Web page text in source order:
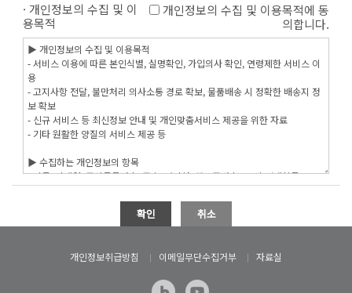
· 개인정보의 수집 및 이
용목적
개인정보의 수집 및 이용목적에 동
의합니다.
개인정보취급방침 이메일무단수집거부 자료실